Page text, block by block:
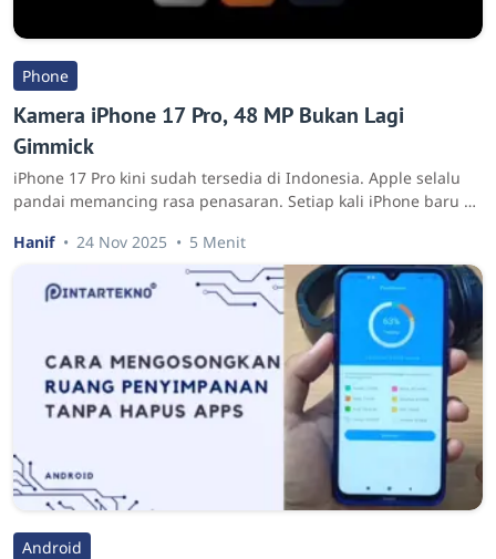
Phone
Kamera iPhone 17 Pro, 48 MP Bukan Lagi
Gimmick
iPhone 17 Pro kini sudah tersedia di Indonesia. Apple selalu
pandai memancing rasa penasaran. Setiap kali iPhone baru …
Hanif
24 Nov 2025 5 Menit
Android